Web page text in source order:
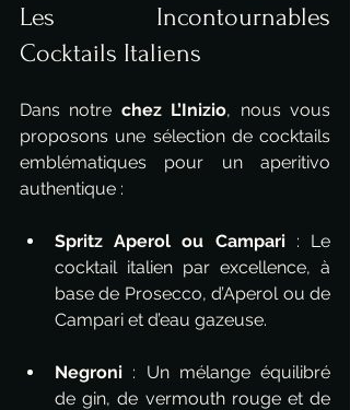
Les Incontournables
Cocktails Italiens
Dans notre chez L’Inizio, nous vous
proposons une sélection de cocktails
emblématiques pour un aperitivo
authentique :
Spritz Aperol ou Campari : Le
cocktail italien par excellence, à
base de Prosecco, d’Aperol ou de
Campari et d’eau gazeuse.
Negroni : Un mélange équilibré
de gin, de vermouth rouge et de